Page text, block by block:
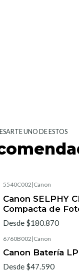
UNO DE ESTOS
5540C002 |Canon
Canon SELPHY
Compacta de
Desde $180.870
6760B002 |Canon
Canon Batería
Desde $47.590